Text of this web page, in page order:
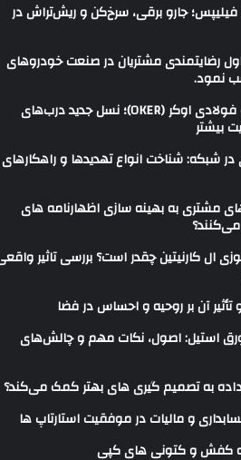
فیلیپس؛ جارو برقی، سرخ‌کن و ریش‌تراش در
رضایتمندی مشتریان در صنعت خودروهای
نمود.
معرفی کرکره فولادی اوکر (OKER)؛ نسل جدید درب‌های
بیشتر
شبکه: شناخت انواع تهدیدها و راهکارهای
مشتری به بهینه سازی اظهارنامه های
ال کارنیتین چقدر است؟ بررسی تاثیر
آن بر روحیه و احساس در فضا
استیل: اصول، نکات مهم و چالش‌های
به تصمیم گیری های بهتر کمک می‌کند؟
و مالیات در موفقیت استارتاپ ها
کفش و کتونی های کپی